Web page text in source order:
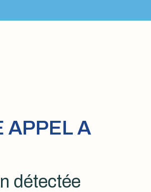
APPEL A
détectée